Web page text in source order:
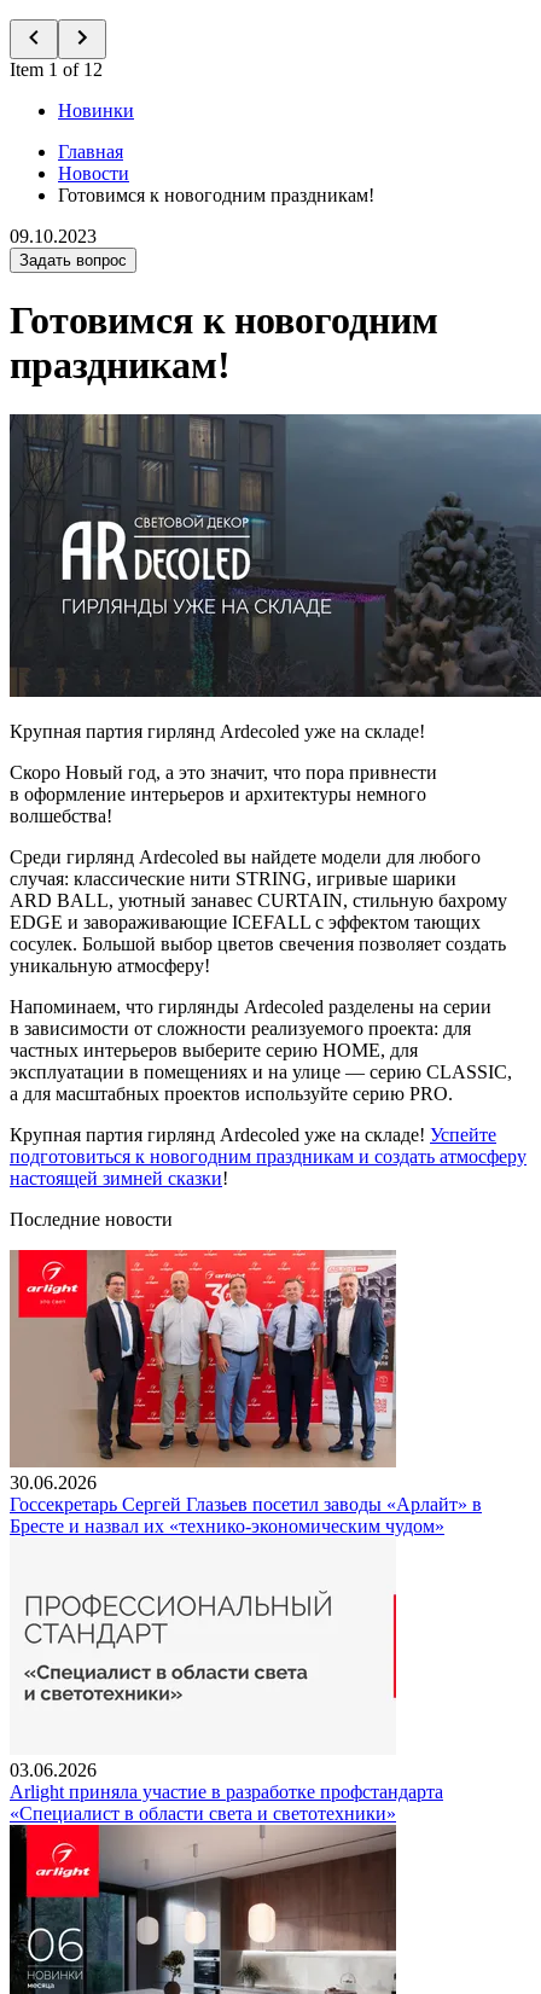
Item 1 of 12
Новинки
Главная
Новости
Готовимся к новогодним праздникам!
09.10.2023
Задать вопрос
Готовимся к новогодним
праздникам!
Крупная партия гирлянд Ardecoled уже на складе!
Скоро Новый год, а это значит, что пора привнести
в оформление интерьеров и архитектуры немного
волшебства!
Среди гирлянд Ardecoled вы найдете модели для любого
случая: классические нити STRING, игривые шарики
ARD BALL, уютный занавес CURTAIN, стильную бахрому
EDGE и завораживающие ICEFALL с эффектом тающих
сосулек. Большой выбор цветов свечения позволяет создать
уникальную атмосферу!
Напоминаем, что гирлянды Ardecoled разделены на серии
в зависимости от сложности реализуемого проекта: для
частных интерьеров выберите серию HOME, для
эксплуатации в помещениях и на улице — серию CLASSIC,
а для масштабных проектов используйте серию PRO.
Крупная партия гирлянд Ardecoled уже на складе! Успейте
подготовиться к новогодним праздникам и создать атмосферу
настоящей зимней сказки!
Последние новости
30.06.2026
Госсекретарь Сергей Глазьев посетил заводы «Арлайт» в
Бресте и назвал их «технико-экономическим чудом»
03.06.2026
Arlight приняла участие в разработке профстандарта
«Специалист в области света и светотехники»